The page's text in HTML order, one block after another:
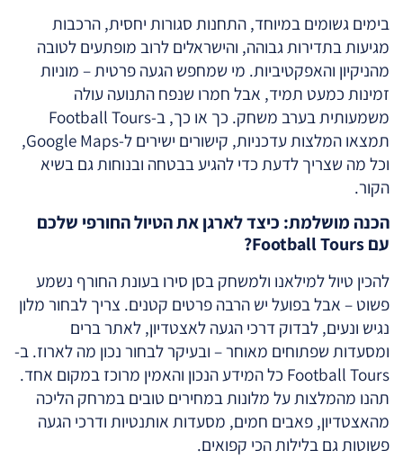
בימים גשומים במיוחד, התחנות סגורות יחסית, הרכבות
מגיעות בתדירות גבוהה, והישראלים לרוב מופתעים לטובה
מהניקיון והאפקטיביות. מי שמחפש הגעה פרטית – מוניות
זמינות כמעט תמיד, אבל חמרו שנפח התנועה עולה
משמעותית בערב משחק. כך או כך, ב-Football Tours
תמצאו המלצות עדכניות, קישורים ישירים ל-Google Maps,
וכל מה שצריך לדעת כדי להגיע בבטחה ובנוחות גם בשיא
הקור.
הכנה מושלמת: כיצד לארגן את הטיול החורפי שלכם
עם Football Tours?
להכין טיול למילאנו ולמשחק בסן סירו בעונת החורף נשמע
פשוט – אבל בפועל יש הרבה פרטים קטנים. צריך לבחור מלון
נגיש ונעים, לבדוק דרכי הגעה לאצטדיון, לאתר ברים
ומסעדות שפתוחים מאוחר – ובעיקר לבחור נכון מה לארוז. ב-
Football Tours כל המידע הנכון והאמין מרוכז במקום אחד.
תהנו מהמלצות על מלונות במחירים טובים במרחק הליכה
מהאצטדיון, פאבים חמים, מסעדות אותנטיות ודרכי הגעה
פשוטות גם בלילות הכי קפואים.